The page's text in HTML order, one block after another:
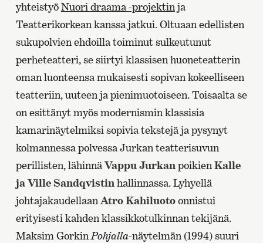
yhteistyöNuori draama -projektinja
Teatterikorkean kanssa jatkui. Oltuaan edellisten
sukupolvien ehdoilla toiminut sulkeutunut
perheteatteri, se siirtyi klassisen huoneteatterin
oman luonteensa mukaisesti sopivan kokeelliseen
teatteriin, uuteen ja pienimuotoiseen. Toisaalta se
on esittänyt myös modernismin klassisia
kamarinäytelmiksi sopivia tekstejä ja pysynyt
kolmannessa polvessa Jurkan teatterisuvun
perillisten, lähinnäVappu JurkanpoikienKalle
ja Ville Sandqvistinhallinnassa. Lyhyellä
johtajakaudellaanAtro Kahiluotoonnistui
erityisesti kahden klassikkotulkinnan tekijänä.
Maksim GorkinPohjalla-näytelmän (1994) suuri